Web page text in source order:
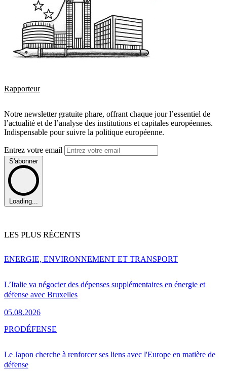
Rapporteur
Notre newsletter gratuite phare, offrant chaque jour l’essentiel de
l’actualité et de l’analyse des institutions et capitales européennes.
Indispensable pour suivre la politique européenne.
Entrez votre email
S'abonner
Loading...
LES PLUS RÉCENTS
L’Italie va négocier des dépenses supplémentaires en énergie et
défense avec Bruxelles
05.08.2026
ENERGIE, ENVIRONNEMENT ET TRANSPORT
Le Japon cherche à renforcer ses liens avec l'Europe en matière de
défense
PRODÉFENSE